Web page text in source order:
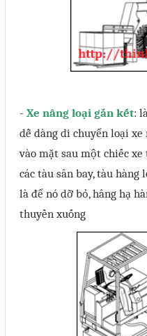
- Xe nâng loại gắn kết:
dễ dàng di chuyển loại xe
vào mặt sau một chiếc
các tàu sân bay, tàu
là để nó dỡ bỏ, hâng hạ
thuyền xuống